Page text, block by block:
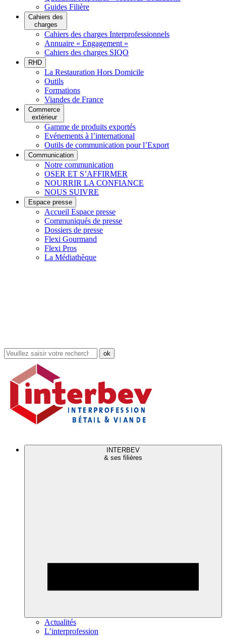
Guides Filière
Cahiers des
charges
Cahiers des charges Interprofessionnels
Annuaire « Engagement »
Cahiers des charges SIQO
RHD
La Restauration Hors Domicile
Outils
Formations
Viandes de France
Commerce
extérieur
Gamme de produits exportés
Evénements à l’international
Outils de communication pour l’Export
Communication
Notre communication
OSER ET S’AFFIRMER
NOURRIR LA CONFIANCE
NOUS SUIVRE
Espace presse
Accueil Espace presse
Communiqués de presse
Dossiers de presse
Flexi Gourmand
Flexi Pros
La Médiathèque
Rechercher
dans
site
INTERBEV
& ses filières
Actualités
L’interprofession